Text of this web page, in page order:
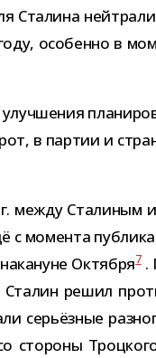
осо­бенно в
в пар­тии и
г. между
с момента
Октября7.
решил
серьёз­ные
сто­роны